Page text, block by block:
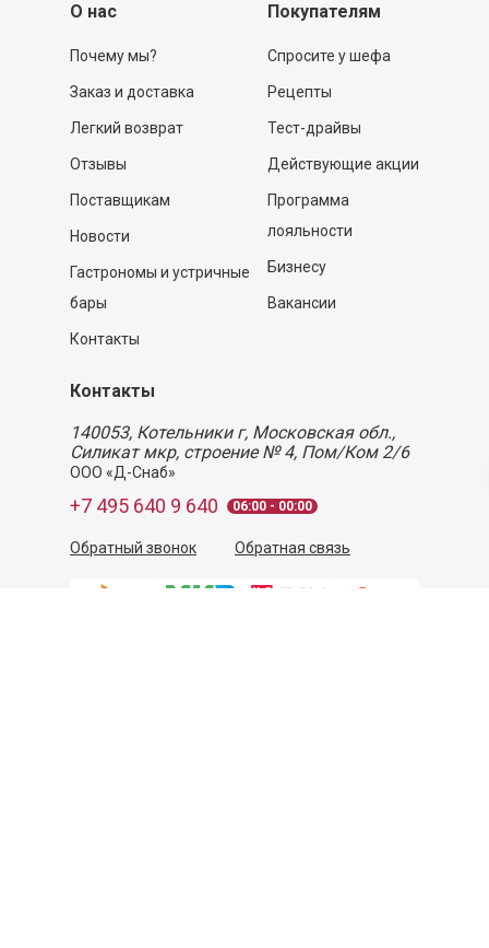
О нас
Почему мы?
Заказ и доставка
Легкий возврат
Отзывы
Поставщикам
Новости
Гастрономы и устричные
бары
Контакты
Покупателям
Спросите у шефа
Рецепты
Тест-драйвы
Действующие акции
Программа
лояльности
Бизнесу
Вакансии
Контакты
140053, Котельники г, Московская обл.,
Силикат мкр, строение № 4, Пом/Ком 2/6
ООО «Д-Снаб»
+7 495 640 9 640 06:00 - 00:00
Обратный звонок Обратная связь